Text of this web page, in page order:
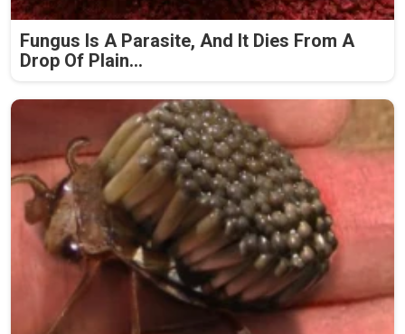
Fungus Is A Parasite, And It Dies From A
Drop Of Plain...